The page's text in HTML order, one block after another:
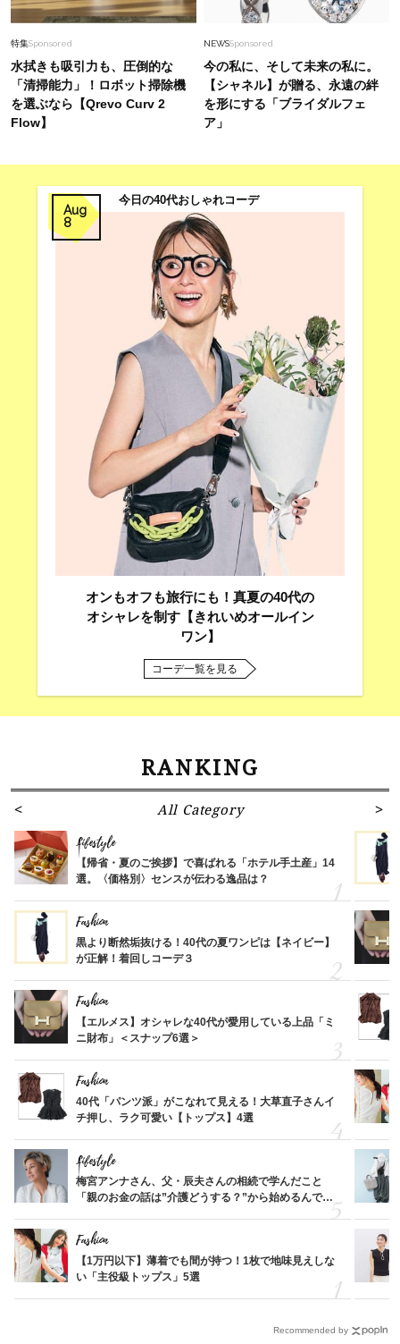
【40代夏コーデ】薄着でも地味見えしない！大
人が自信を持てる華やか服〈15選〉
特集Sponsored
水拭きも吸引力も、圧倒的な
「清掃能力」！ロボット掃除機
を選ぶなら【Qrevo Curv 2
Flow】
NEWSSponsored
今の私に、そして未来の私に。
【シャネル】が贈る、永遠の絆
を形にする「ブライダルフェ
ア」
Aug
8
今日の40代おしゃれコーデ
オンもオフも旅行にも！真夏の40代の
オシャレを制す【きれいめオールイン
ワン】
コーデ一覧を見る
RANKING
All Category
Lifestyle
【帰省・夏のご挨拶】で喜ばれる「ホテル手土産」14
選。〈価格別〉センスが伝わる逸品は？
Fashion
黒より断然垢抜ける！40代の夏ワンピは【ネイビー】
が正解！着回しコーデ３
Fashion
【エルメス】オシャレな40代が愛用している上品「ミ
ニ財布」＜スナップ6選＞
Fashion
40代「パンツ派」がこなれて見える！大草直子さんイ
チ押し、ラク可愛い【トップス】4選
Lifestyle
梅宮アンナさん、父・辰夫さんの相続で学んだこと
「親のお金の話は”介護どうする？”から始めるんで
Fashion
【1万円以下】薄着でも間が持つ！1枚で地味見えしな
い「主役級トップス」5選
Recommended by